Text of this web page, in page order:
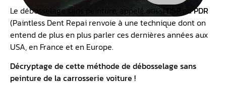
Le débosselage sans peinture, appelé aussiDSP ouPDR
(Paintless Dent Repai renvoie à une technique dont on
entend de plus en plus parler ces dernières années aux
USA, en France et en Europe.
Décryptage de cette méthode de débosselage sans
peinture de la carrosserie voiture !